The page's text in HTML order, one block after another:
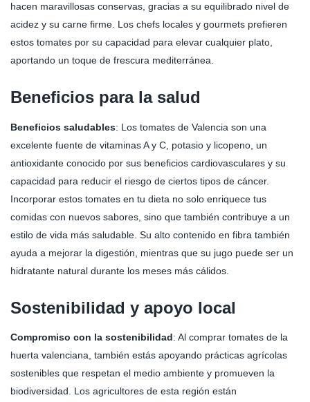
hacen maravillosas conservas, gracias a su equilibrado nivel de
acidez y su carne firme. Los chefs locales y gourmets prefieren
estos tomates por su capacidad para elevar cualquier plato,
aportando un toque de frescura mediterránea.
Beneficios para la salud
Beneficios saludables: Los tomates de Valencia son una
excelente fuente de vitaminas A y C, potasio y licopeno, un
antioxidante conocido por sus beneficios cardiovasculares y su
capacidad para reducir el riesgo de ciertos tipos de cáncer.
Incorporar estos tomates en tu dieta no solo enriquece tus
comidas con nuevos sabores, sino que también contribuye a un
estilo de vida más saludable. Su alto contenido en fibra también
ayuda a mejorar la digestión, mientras que su jugo puede ser un
hidratante natural durante los meses más cálidos.
Sostenibilidad y apoyo local
Compromiso con la sostenibilidad: Al comprar tomates de la
huerta valenciana, también estás apoyando prácticas agrícolas
sostenibles que respetan el medio ambiente y promueven la
biodiversidad. Los agricultores de esta región están